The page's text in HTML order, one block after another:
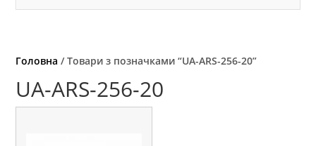
Головна / Товари з позначками “UА-ARS-256-20”
UА-ARS-256-20